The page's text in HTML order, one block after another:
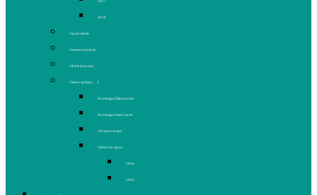
2017
2018
Gaz de schiste
Femmes de parole
Liberté de presse
Cahiers spéciaux
Hommage à Élie Laroche
Hommage à Jean Laurin
10e anniversaire
Cahiers du Japon
2004
2005